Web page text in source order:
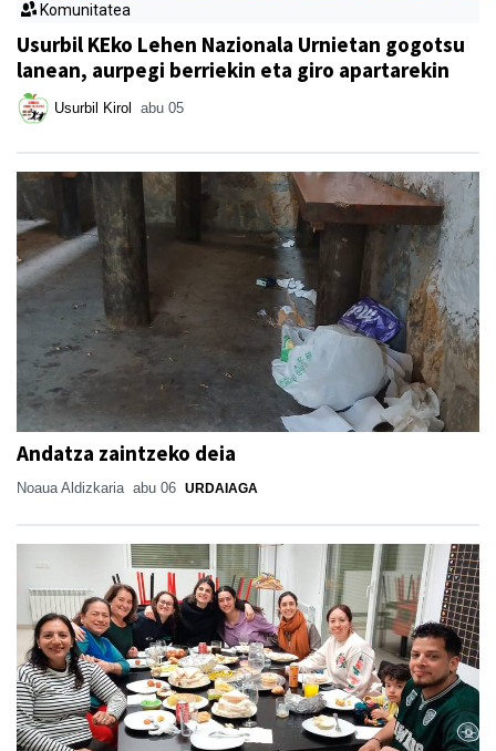
Komunitatea
Usurbil KEko Lehen Nazionala Urnietan gogotsu
lanean, aurpegi berriekin eta giro apartarekin
Usurbil Kirol abu 05
Andatza zaintzeko deia
Noaua Aldizkaria abu 06 URDAIAGA